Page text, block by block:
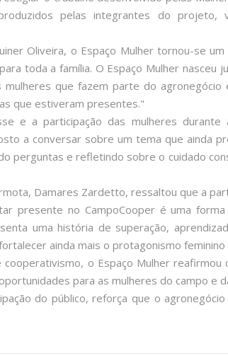
pelas integrantes do projeto,
Oliveira, o Espaço Mulher tornou-se
toda a família. O Espaço Mulher nasceu
que fazem parte do
que estiveram presentes."
e a participação das mulheres
a conversar sobre um tema que ainda
perguntas e refletindo sobre o cuidado
Damares Zardetto, ressaltou que a
presente no CampoCooper é uma
uma história de superação,
ainda mais o protagonismo
o Espaço Mulher
para as mulheres do campo e
do público, reforça que o